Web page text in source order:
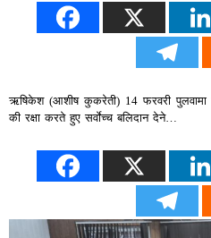
ऋषिकेश (आशीष कुकरेती) 14 फरवरी पुलवामा
की रक्षा करते हुए सर्वाेच्च बलिदान देने…